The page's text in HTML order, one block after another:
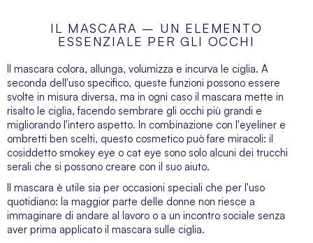
IL MASCARA – UN ELEMENTO
ESSENZIALE PER GLI OCCHI
Il mascara colora, allunga, volumizza e incurva le ciglia. A
seconda dell'uso specifico, queste funzioni possono essere
svolte in misura diversa, ma in ogni caso il mascara mette in
risalto le ciglia, facendo sembrare gli occhi più grandi e
migliorando l'intero aspetto. In combinazione con l'eyeliner e
ombretti ben scelti, questo cosmetico può fare miracoli: il
cosiddetto smokey eye o cat eye sono solo alcuni dei trucchi
serali che si possono creare con il suo aiuto.
Il mascara è utile sia per occasioni speciali che per l'uso
quotidiano: la maggior parte delle donne non riesce a
immaginare di andare al lavoro o a un incontro sociale senza
aver prima applicato il mascara sulle ciglia.